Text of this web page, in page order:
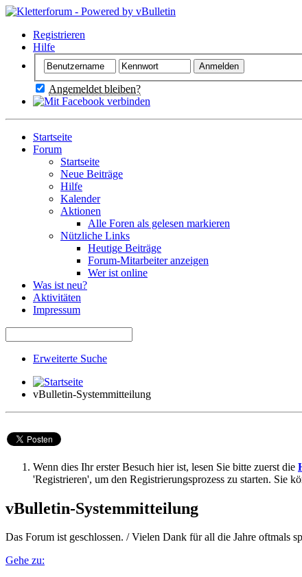
Registrieren
Hilfe
Angemeldet bleiben?
Startseite
Forum
Startseite
Neue Beiträge
Hilfe
Kalender
Aktionen
Alle Foren als gelesen markieren
Nützliche Links
Heutige Beiträge
Forum-Mitarbeiter anzeigen
Wer ist online
Was ist neu?
Aktivitäten
Impressum
Erweiterte Suche
vBulletin-Systemmitteilung
Wenn dies Ihr erster Besuch hier ist, lesen Sie bitte zuerst die
'Registrieren', um den Registrierungsprozess zu starten. Sie
vBulletin-Systemmitteilung
Das Forum ist geschlossen. / Vielen Dank für all die Jahre oftmals
Gehe zu: